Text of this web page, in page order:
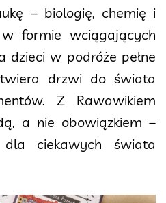
– biologię, chemię i
formie wciągających
dzieci w podróże pełne
drzwi do świata
Z Rawawikiem
a nie obowiązkiem –
dla ciekawych świata